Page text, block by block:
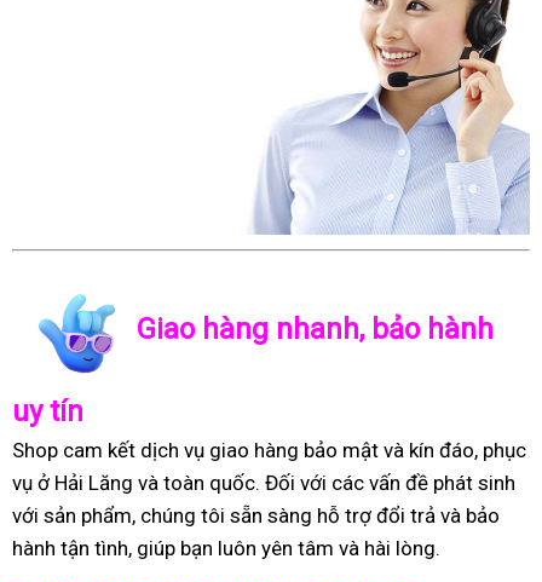
Giao hàng nhanh, bảo hành
uy tín
Shop cam kết dịch vụ giao hàng bảo mật và kín đáo, phục
vụ ở Hải Lăng và toàn quốc. Đối với các vấn đề phát sinh
với sản phẩm, chúng tôi sẵn sàng hỗ trợ đổi trả và bảo
hành tận tình, giúp bạn luôn yên tâm và hài lòng.